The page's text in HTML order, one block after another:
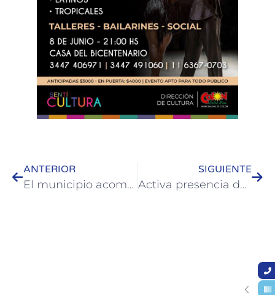
ANTERIOR
El municipio acompañó la edición 2024 de la Caminata por la Salud y la Cultura
SIGUIENTE
Activa presencia de Colón en la 2da Comisión de Turismo Provincial